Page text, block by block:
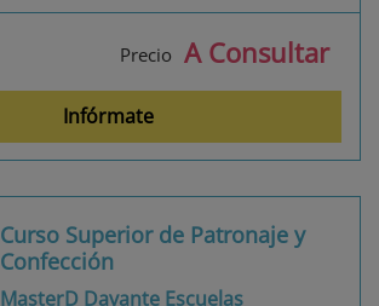
Precio A Consultar
Infórmate
Curso Superior de Patronaje y
Confección
MasterD Davante Escuelas